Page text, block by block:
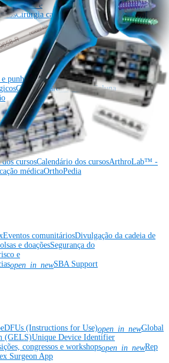
e punhoPé e
Cirurgia cardiotorácica Coluna vertebral
punho Pé e
Cirurgia cardiotorácicaColuna
cursosCalendário dos cursosArthroLab™ -
médicaOrthoPedia
Eventos comunitáriosDivulgação da cadeia de
e doaçõesSegurança do
e
open_in_newSBA Support
eDFUs (Instructions for Use)open_in_newGlobal
(GELS)Unique Device Identifier
congressos e workshopsopen_in_newRep
Surgeon App